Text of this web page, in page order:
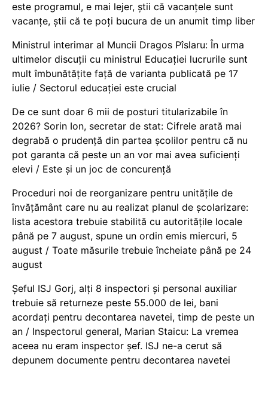
este programul, e mai lejer, știi că vacanțele sunt
vacanţe, știi că te poți bucura de un anumit timp liber
Ministrul interimar al Muncii Dragos Pîslaru: În urma
ultimelor discuții cu ministrul Educației lucrurile sunt
mult îmbunătățite față de varianta publicată pe 17
iulie / Sectorul educației este crucial
De ce sunt doar 6 mii de posturi titularizabile în
2026? Sorin Ion, secretar de stat: Cifrele arată mai
degrabă o prudență din partea școlilor pentru că nu
pot garanta că peste un an vor mai avea suficienți
elevi / Este și un joc de concurență
Proceduri noi de reorganizare pentru unitățile de
învățământ care nu au realizat planul de școlarizare:
lista acestora trebuie stabilită cu autoritățile locale
până pe 7 august, spune un ordin emis miercuri, 5
august / Toate măsurile trebuie încheiate până pe 24
august
Șeful ISJ Gorj, alți 8 inspectori și personal auxiliar
trebuie să returneze peste 55.000 de lei, bani
acordați pentru decontarea navetei, timp de peste un
an / Inspectorul general, Marian Staicu: La vremea
aceea nu eram inspector șef. ISJ ne-a cerut să
depunem documente pentru decontarea navetei